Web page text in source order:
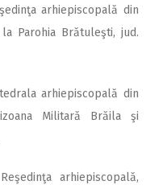
arhiepiscopală din
Parohia Brătuleşti, jud.
arhiepiscopală din
Militară Brăila şi
arhiepiscopală,